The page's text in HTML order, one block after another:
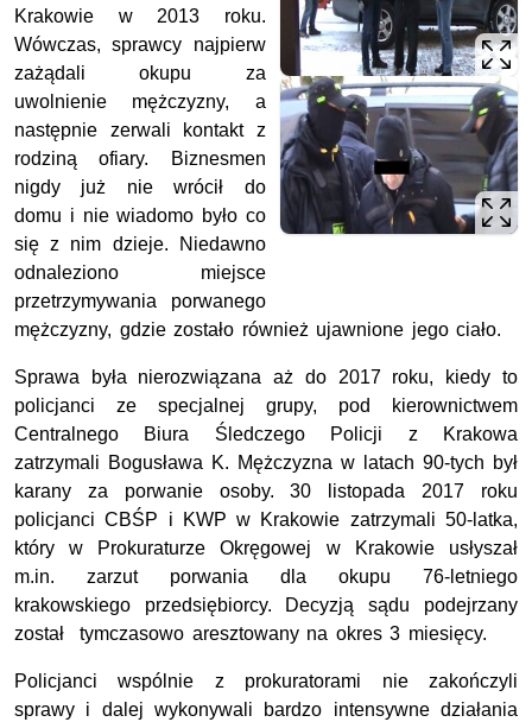
Krakowie w 2013 roku.
Wówczas, sprawcy najpierw
zażądali okupu za
uwolnienie mężczyzny, a
następnie zerwali kontakt z
rodziną ofiary. Biznesmen
nigdy już nie wrócił do
domu i nie wiadomo było co
się z nim dzieje. Niedawno
odnaleziono miejsce
przetrzymywania porwanego
mężczyzny, gdzie zostało również ujawnione jego ciało.
Sprawa była nierozwiązana aż do 2017 roku, kiedy to
policjanci ze specjalnej grupy, pod kierownictwem
Centralnego Biura Śledczego Policji z Krakowa
zatrzymali Bogusława K. Mężczyzna w latach 90-tych był
karany za porwanie osoby. 30 listopada 2017 roku
policjanci CBŚP i KWP w Krakowie zatrzymali 50-latka,
który w Prokuraturze Okręgowej w Krakowie usłyszał
m.in. zarzut porwania dla okupu 76-letniego
krakowskiego przedsiębiorcy. Decyzją sądu podejrzany
został tymczasowo aresztowany na okres 3 miesięcy.
Policjanci wspólnie z prokuratorami nie zakończyli
sprawy i dalej wykonywali bardzo intensywne działania